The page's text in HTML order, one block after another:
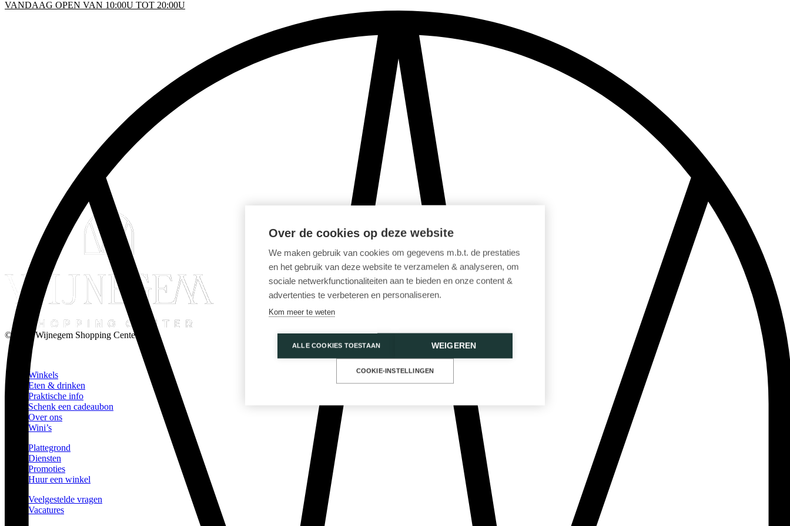
VANDAAG OPEN VAN 10:00U TOT 20:00U
© 2026 Wijnegem Shopping Center
Winkels
Eten & drinken
Praktische info
Schenk een cadeaubon
Over ons
Wini’s
Plattegrond
Diensten
Promoties
Huur een winkel
Veelgestelde vragen
Vacatures
Over de cookies op deze website
We maken gebruik van cookies om gegevens m.b.t. de prestaties
en het gebruik van deze website te verzamelen & analyseren, om
sociale netwerkfunctionaliteiten aan te bieden en onze content &
advertenties te verbeteren en personaliseren.
Kom meer te weten
ALLE COOKIES TOESTAAN WEIGEREN
COOKIE-INSTELLINGEN